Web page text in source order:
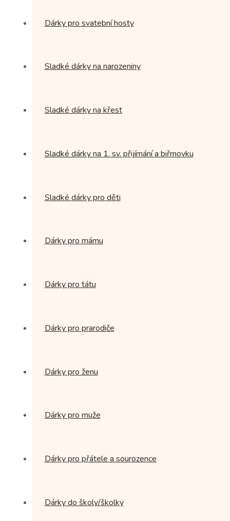
Dárky pro svatební hosty
Sladké dárky na narozeniny
Sladké dárky na křest
Sladké dárky na 1. sv. přijímání a biřmovku
Sladké dárky pro děti
Dárky pro mámu
Dárky pro tátu
Dárky pro prarodiče
Dárky pro ženu
Dárky pro muže
Dárky pro přátele a sourozence
Dárky do školy/školky